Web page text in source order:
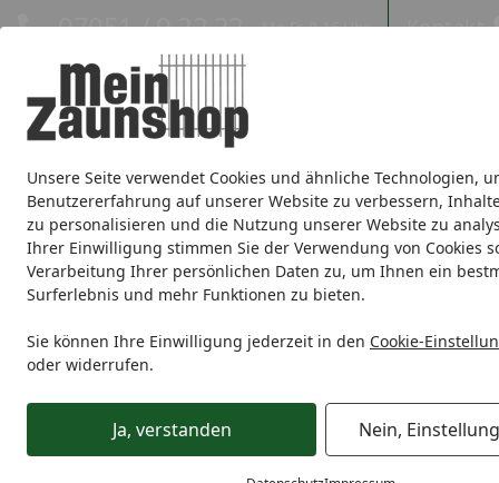
Unsere Seite verwendet Cookies und ähnliche Technologien,
Benutzererfahrung auf unserer Website zu verbessern,
zu personalisieren und die Nutzung unserer Website zu
Ihrer Einwilligung stimmen Sie der Verwendung von Cookies
Verarbeitung Ihrer persönlichen Daten zu, um Ihnen ein
Surferlebnis und mehr Funktionen zu bieten.
Sie können Ihre Einwilligung jederzeit in den Cookie-
oder widerrufen.
Ja, verstanden Nein,
Eigene Montage-Teams
07051 / 9 22 22 Mo-Fr. 8-16 Uhr Kontakt
Sichtschutz Doppelstabmatte Zaunsets Gabionen
Zaunmarken
Zaunmarken Osmo Osmo Sichtschutz
Zubehör für Multi Fence
Ihre Artikelübersicht
Serviceleistungen